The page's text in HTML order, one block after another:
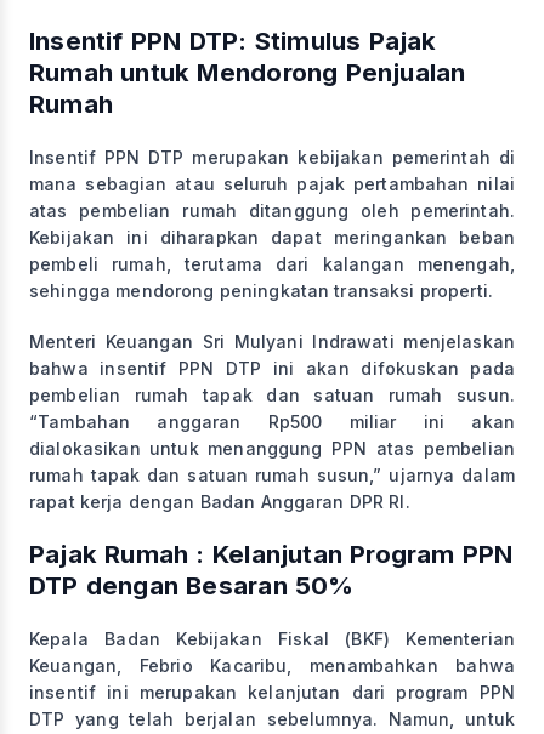
Insentif PPN DTP: Stimulus Pajak
Rumah untuk Mendorong Penjualan
Rumah
Insentif PPN DTP merupakan kebijakan pemerintah di
mana sebagian atau seluruh pajak pertambahan nilai
atas pembelian rumah ditanggung oleh pemerintah.
Kebijakan ini diharapkan dapat meringankan beban
pembeli rumah, terutama dari kalangan menengah,
sehingga mendorong peningkatan transaksi properti.
Menteri Keuangan Sri Mulyani Indrawati menjelaskan
bahwa insentif PPN DTP ini akan difokuskan pada
pembelian rumah tapak dan satuan rumah susun.
“Tambahan anggaran Rp500 miliar ini akan
dialokasikan untuk menanggung PPN atas pembelian
rumah tapak dan satuan rumah susun,” ujarnya dalam
rapat kerja dengan Badan Anggaran DPR RI.
Pajak Rumah : Kelanjutan Program PPN
DTP dengan Besaran 50%
Kepala Badan Kebijakan Fiskal (BKF) Kementerian
Keuangan, Febrio Kacaribu, menambahkan bahwa
insentif ini merupakan kelanjutan dari program PPN
DTP yang telah berjalan sebelumnya. Namun, untuk